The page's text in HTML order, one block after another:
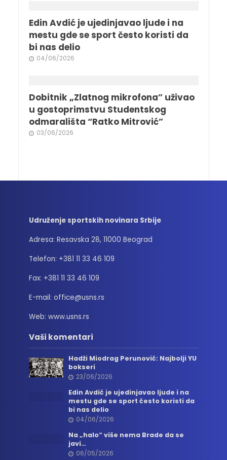
Edin Avdić je ujedinjavao ljude i na
mestu gde se sport često koristi da
bi nas delio
04/06/2026
Dobitnik „Zlatnog mikrofona” uživao
u gostoprimstvu Studentskog
odmarališta “Ratko Mitrović”
03/06/2026
Udruženje sportskih novinara Srbije
Adresa: Resavska 28, 11000 Beograd
Telefon: +381 11 33 46 109
Fax: +381 11 33 46 109
E-mail: office@usns.rs
Web: www.usns.rs
Vaši komentari
Hadži Miodrag Perunović: Najbolji YU
bokseri
23/06/2026
Edin Avdić je ujedinjavao ljude i na
mestu gde se sport često koristi da
bi nas delio
04/06/2026
Na „halo“ više nema Brade da se
javi…
06/05/2026